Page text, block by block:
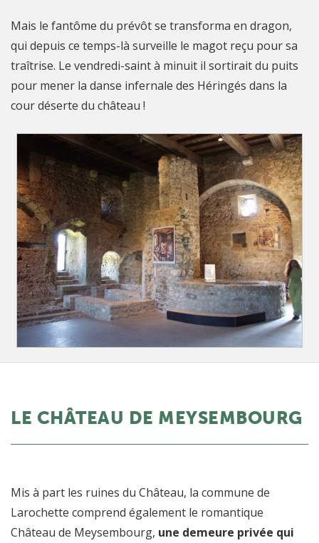
Mais le fantôme du prévôt se transforma en dragon,
qui depuis ce temps-là surveille le magot reçu pour sa
traîtrise. Le vendredi-saint à minuit il sortirait du puits
pour mener la danse infernale des Héringés dans la
cour déserte du château !
LE CHÂTEAU DE MEYSEMBOURG
Mis à part les ruines du Château, la commune de
Larochette comprend également le romantique
Château de Meysembourg, une demeure privée qui